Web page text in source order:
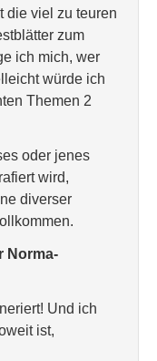
die viel zu teuren
zum
ich mich, wer
würde ich
Themen 2
oder jenes
wird,
diverser
Norma-
Und ich
ist,